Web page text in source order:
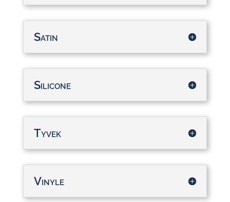
Satin
Silicone
Tyvek
Vinyle